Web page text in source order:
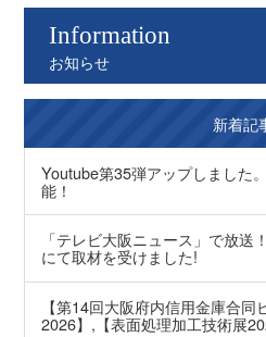
Information
お知らせ
新着記
Youtube第35弾アップしました
能！
「テレビ大阪ニュース」で放送
にて取材を受けました!
【第14回大阪府内信用金庫合
2026】,【表面処理加工技術展